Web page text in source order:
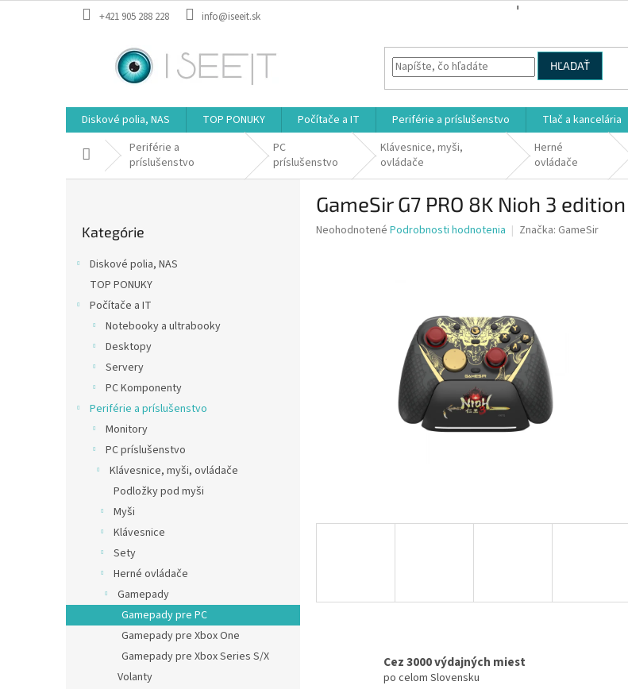
+421 905 288 228 info@iseeit.sk
HĽADAŤ
Diskové polia, NAS TOP PONUKY Počítače a IT Periférie a príslušenstvo Tlač a kancelária
DomovPeriférie a
príslušenstvo
PC
príslušenstvo
Klávesnice, myši,
ovládače
Herné
ovládače
kategórie
Kategórie
Diskové polia, NAS
TOP PONUKY
Počítače a IT
Notebooky a ultrabooky
Desktopy
Servery
PC Komponenty
Periférie a príslušenstvo
Monitory
PC príslušenstvo
Klávesnice, myši, ovládače
Podložky pod myši
Myši
Klávesnice
Sety
Herné ovládače
Gamepady
Gamepady pre PC
Gamepady pre Xbox One
Gamepady pre Xbox Series S/X
Volanty
GameSir G7 PRO 8K Nioh 3 edition
Priemerné
Neohodnotené Podrobnosti hodnotenia Značka: GameSir
Cez 3000 výdajných miest
po celom Slovensku